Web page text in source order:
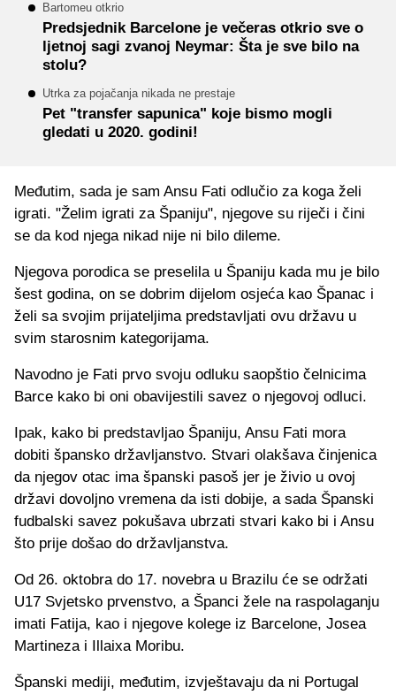
Bartomeu otkrio
Predsjednik Barcelone je večeras otkrio sve o
ljetnoj sagi zvanoj Neymar: Šta je sve bilo na
stolu?
Utrka za pojačanja nikada ne prestaje
Pet "transfer sapunica" koje bismo mogli
gledati u 2020. godini!
Međutim, sada je sam Ansu Fati odlučio za koga želi
igrati. "Želim igrati za Španiju", njegove su riječi i čini
se da kod njega nikad nije ni bilo dileme.
Njegova porodica se preselila u Španiju kada mu je bilo
šest godina, on se dobrim dijelom osjeća kao Španac i
želi sa svojim prijateljima predstavljati ovu državu u
svim starosnim kategorijama.
Navodno je Fati prvo svoju odluku saopštio čelnicima
Barce kako bi oni obavijestili savez o njegovoj odluci.
Ipak, kako bi predstavljao Španiju, Ansu Fati mora
dobiti špansko državljanstvo. Stvari olakšava činjenica
da njegov otac ima španski pasoš jer je živio u ovoj
državi dovoljno vremena da isti dobije, a sada Španski
fudbalski savez pokušava ubrzati stvari kako bi i Ansu
što prije došao do državljanstva.
Od 26. oktobra do 17. novebra u Brazilu će se održati
U17 Svjetsko prvenstvo, a Španci žele na raspolaganju
imati Fatija, kao i njegove kolege iz Barcelone, Josea
Martineza i Illaixa Moribu.
Španski mediji, međutim, izvještavaju da ni Portugal